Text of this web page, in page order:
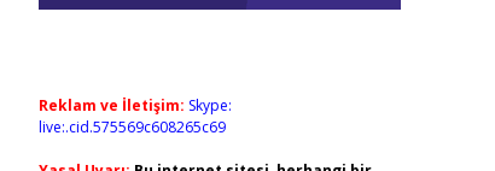
Reklam ve İletişim: Skype:
live:.cid.575569c608265c69